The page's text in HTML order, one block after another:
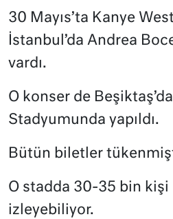
30 Mayıs’ta Kanye
İstanbul’da Andrea
vardı.
O konser de
Stadyumunda yapıldı.
Bütün biletler
O stadda 30-35 bin kişi
izleyebiliyor.